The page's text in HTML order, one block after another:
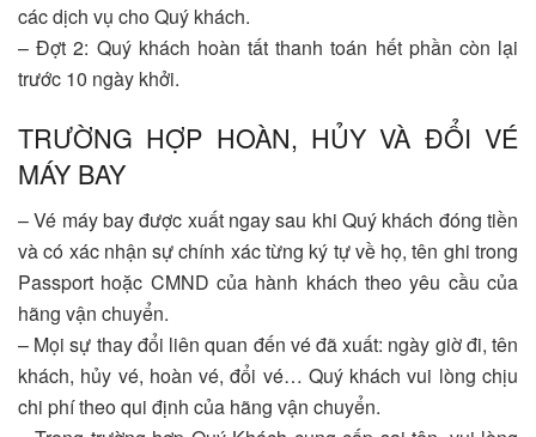
các dịch vụ cho Quý khách.
– Đợt 2: Quý khách hoàn tất thanh toán hết phần còn lại
trước 10 ngày khởi.
TRƯỜNG HỢP HOÀN, HỦY VÀ ĐỔI VÉ
MÁY BAY
– Vé máy bay được xuất ngay sau khi Quý khách đóng tiền
và có xác nhận sự chính xác từng ký tự về họ, tên ghi trong
Passport hoặc CMND của hành khách theo yêu cầu của
hãng vận chuyển.
– Mọi sự thay đổi liên quan đến vé đã xuất: ngày giờ đi, tên
khách, hủy vé, hoàn vé, đổi vé… Quý khách vui lòng chịu
chi phí theo qui định của hãng vận chuyển.